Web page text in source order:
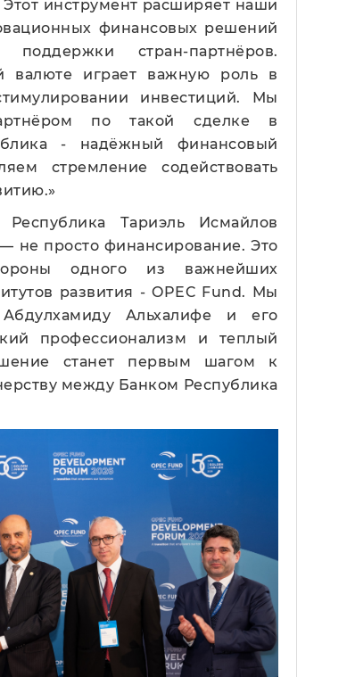
инструмент расширяет наши
финансовых решений
стран-партнёров.
валюте играет важную роль в
инвестиций. Мы
по такой сделке в
- надёжный финансовый
стремление содействовать
Тариэль Исмайлов
не просто финансирование. Это
одного из важнейших
развития - OPEC Fund. Мы
Альхалифе и его
профессионализм и теплый
станет первым шагом к
между Банком Республика